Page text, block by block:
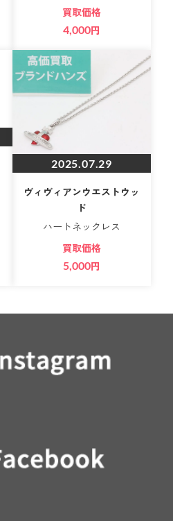
買取価格
4,000円
2025.07.29
ヴィヴィアンウエストウッ
ド
ハートネックレス
買取価格
5,000円